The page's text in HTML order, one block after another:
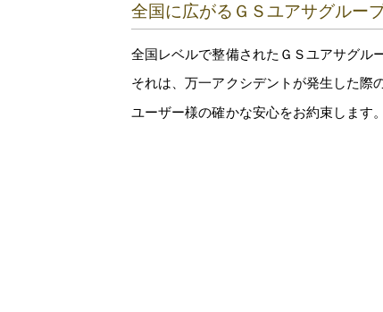
全国に広がるＧＳユアサグルー
全国レベルで整備されたＧＳユアサグル
それは、万一アクシデントが発生した際
ユーザー様の確かな安心をお約束します。